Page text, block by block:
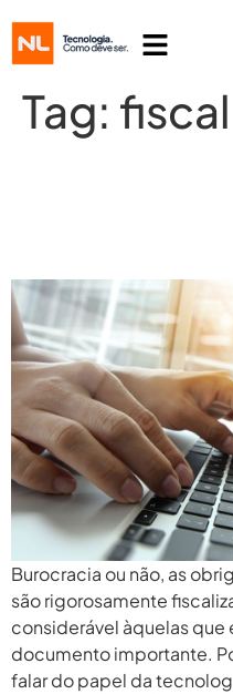
Tag: fiscal
Burocracia ou não, as
são rigorosamente
considerável àquelas
documento importante.
falar do papel da